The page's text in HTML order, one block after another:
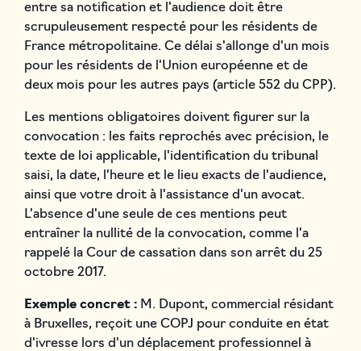
entre sa notification et l'audience doit être
scrupuleusement respecté pour les résidents de
France métropolitaine. Ce délai s'allonge d'un mois
pour les résidents de l'Union européenne et de
deux mois pour les autres pays (article 552 du CPP).
Les mentions obligatoires doivent figurer sur la
convocation : les faits reprochés avec précision, le
texte de loi applicable, l'identification du tribunal
saisi, la date, l'heure et le lieu exacts de l'audience,
ainsi que votre droit à l'assistance d'un avocat.
L'absence d'une seule de ces mentions peut
entraîner la nullité de la convocation, comme l'a
rappelé la Cour de cassation dans son arrêt du 25
octobre 2017.
Exemple concret :M. Dupont, commercial résidant
à Bruxelles, reçoit une COPJ pour conduite en état
d'ivresse lors d'un déplacement professionnel à